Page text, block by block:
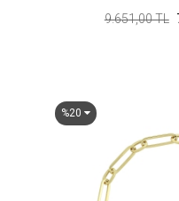
9.651,00 TL
%20